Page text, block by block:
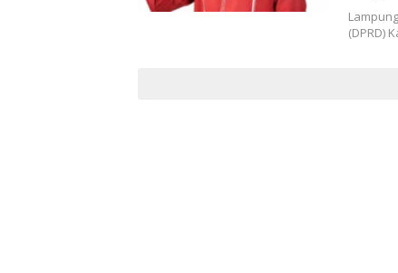
(DPRD)